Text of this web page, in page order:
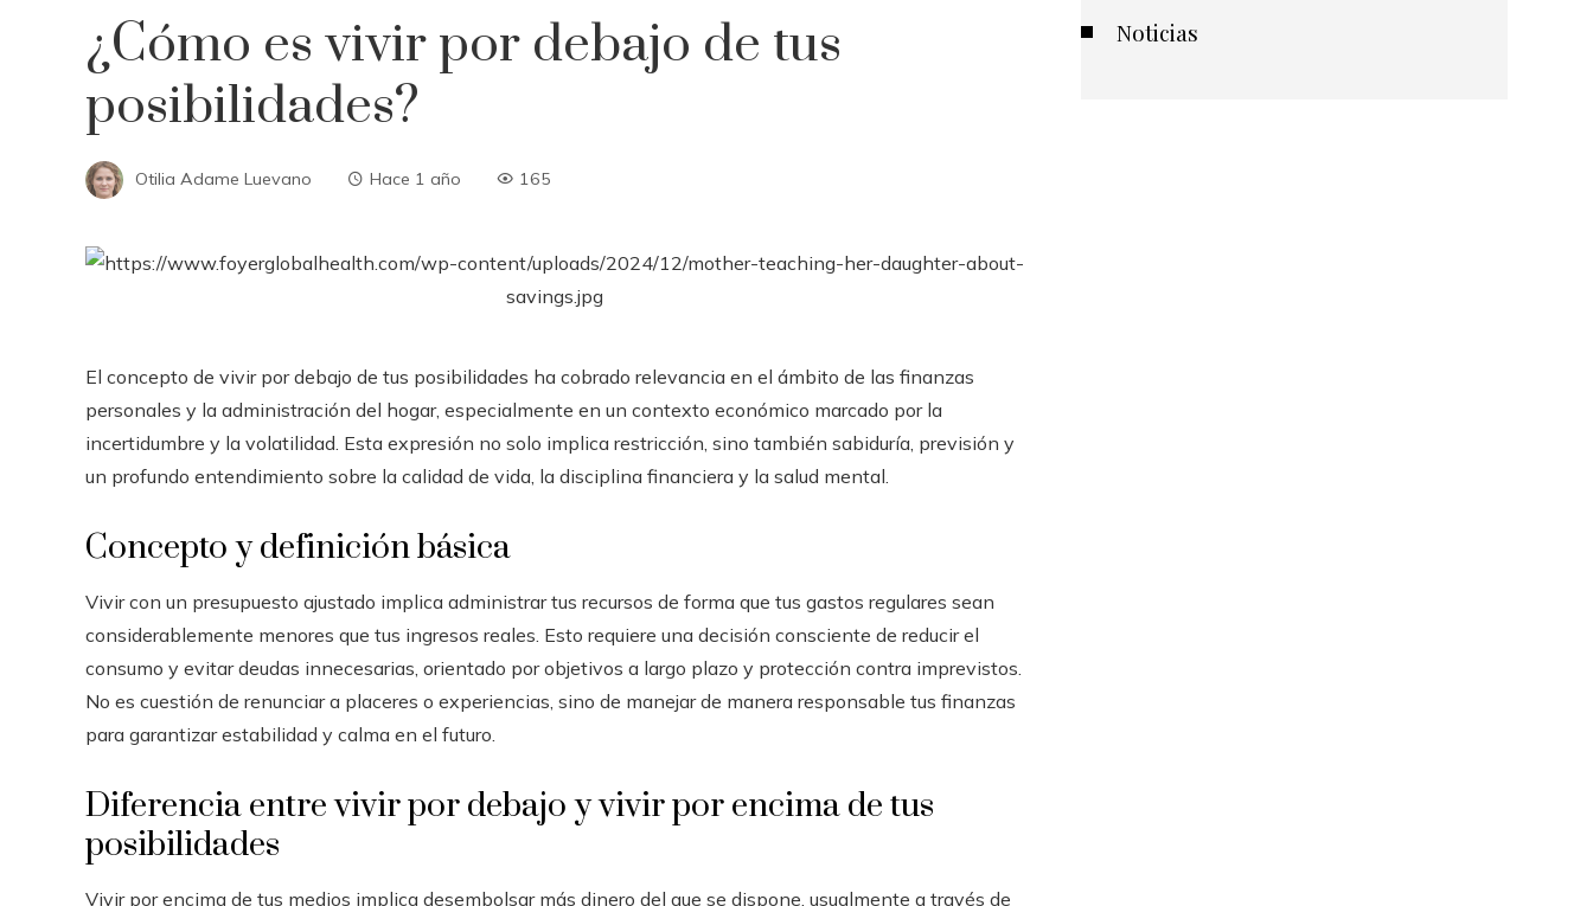
¿Cómo es vivir por debajo de tus
posibilidades?
Otilia Adame Luevano Hace 1 año 165
El concepto de vivir por debajo de tus posibilidades ha cobrado relevancia en el ámbito de las finanzas
personales y la administración del hogar, especialmente en un contexto económico marcado por la
incertidumbre y la volatilidad. Esta expresión no solo implica restricción, sino también sabiduría, previsión y
un profundo entendimiento sobre la calidad de vida, la disciplina financiera y la salud mental.
Concepto y definición básica
Vivir con un presupuesto ajustado implica administrar tus recursos de forma que tus gastos regulares sean
considerablemente menores que tus ingresos reales. Esto requiere una decisión consciente de reducir el
consumo y evitar deudas innecesarias, orientado por objetivos a largo plazo y protección contra imprevistos.
No es cuestión de renunciar a placeres o experiencias, sino de manejar de manera responsable tus finanzas
para garantizar estabilidad y calma en el futuro.
Diferencia entre vivir por debajo y vivir por encima de tus
posibilidades
Vivir por encima de tus medios implica desembolsar más dinero del que se dispone, usualmente a través de
Noticias